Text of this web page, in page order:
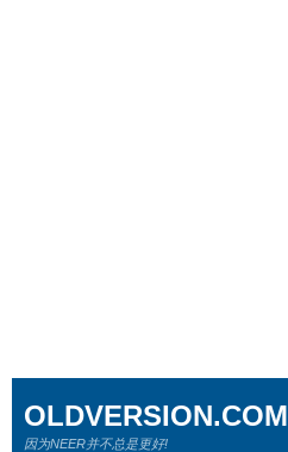
OLDVERSION.COM
因为NEER并不总是更好!